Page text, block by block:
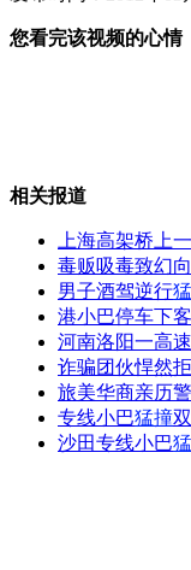
实拍周小川"大
女士优先：中
刘翔称没想到
您看完该视频的心情
相关报道
上海高架桥上
毒贩吸毒致幻
男子酒驾逆行
港小巴停车下
河南洛阳一高
诈骗团伙悍然
旅美华商亲历
专线小巴猛撞
沙田专线小巴